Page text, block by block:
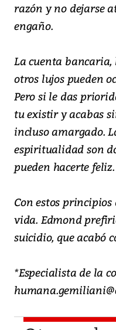
razón y no dejarse
engaño.
La cuenta
otros lujos pueden
Pero si le das
tu existir y acabas
incluso amargado.
espiritualidad son
pueden hacerte feliz.
Con estos
vida. Edmond
suicidio, que acabó
*Especialista de la